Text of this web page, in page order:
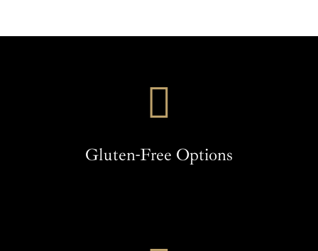
Gluten-Free Options